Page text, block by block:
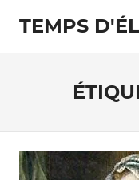
content
TEMPS
Pour